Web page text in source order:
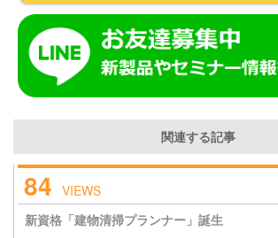
関連する記事
84 VIEWS
新資格「建物清掃プランナー」誕生